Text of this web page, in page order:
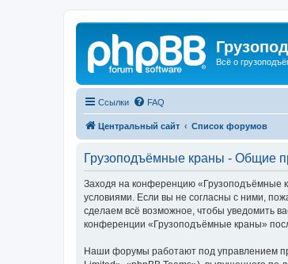
Всё о
Ссылки FAQ
Центральный сайт Список форумов
Грузоподъёмные краны - Общие
Заходя на конференцию «Грузоподъёмные
условиями. Если вы не согласны с ними,
сделаем всё возможное, чтобы уведомить
конференции «Грузоподъёмные краны»
Наши форумы работают под управлением